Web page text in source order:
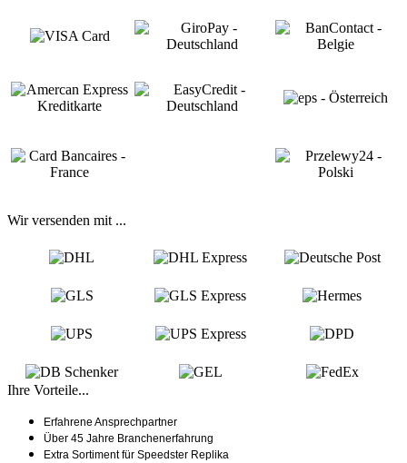
Wir versenden mit ...
Ihre Vorteile...
Erfahrene Ansprechpartner
Über 45 Jahre Branchenerfahrung
Extra Sortiment für Speedster Replika